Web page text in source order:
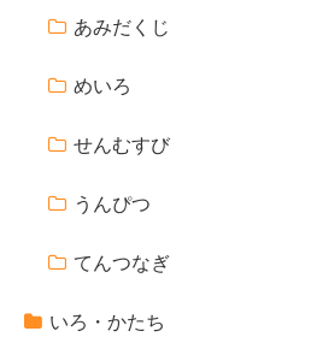
あみだくじ
めいろ
せんむすび
うんぴつ
てんつなぎ
いろ・かたち